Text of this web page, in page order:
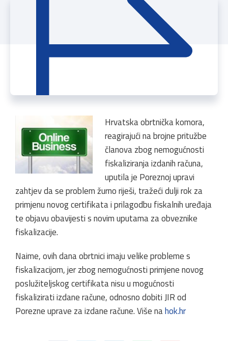
Hrvatska obrtnička komora,
reagirajući na brojne pritužbe
članova zbog nemogućnosti
fiskaliziranja izdanih računa,
uputila je Poreznoj upravi
zahtjev da se problem žurno riješi, tražeći dulji rok za
primjenu novog certifikata i prilagodbu fiskalnih uređaja
te objavu obavijesti s novim uputama za obveznike
fiskalizacije.
Naime, ovih dana obrtnici imaju velike probleme s
fiskalizacijom, jer zbog nemogućnosti primjene novog
poslužiteljskog certifikata nisu u mogućnosti
fiskalizirati izdane račune, odnosno dobiti JIR od
Porezne uprave za izdane račune. Više nahok.hr